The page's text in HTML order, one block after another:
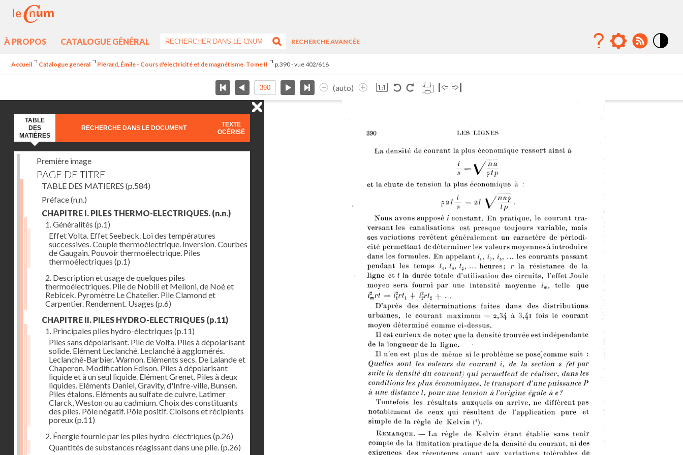
À PROPOS CATALOGUE GÉNÉRAL
RECHERCHE AVANCÉE
Accueil Catalogue général Piérard, Émile - Cours d'électricité et de magnétisme. Tome II p.390 - vue 402/616
(auto)
TABLE
DES
MATIÈRES
RECHERCHE DANS LE DOCUMENT
TEXTE
OCÉRISÉ
Première image
PAGE DE TITRE
TABLE DES MATIERES (p.584)
Préface(n.n.)
CHAPITRE I. PILES THERMO-ELECTRIQUES. (n.n.)
1. Généralités (p.1)
Effet Volta. Effet Seebeck. Loi des températures
successives. Couple thermoélectrique. Inversion. Courbes
de Gaugain. Pouvoir thermoélectrique. Piles
thermoélectriques (p.1)
2. Description et usage de quelques piles
thermoélectriques. Pile de Nobili et Melloni, de Noé et
Rebicek. Pyromètre Le Chatelier. Pile Clamond et
Carpentier. Rendement. Usages (p.6)
CHAPITRE II. PILES HYDRO-ELECTRIQUES (p.11)
1. Principales piles hydro-électriques (p.11)
Piles sans dépolarisant. Pile de Volta. Piles à dépolarisant
solide. Elément Leclanché. Leclanché à agglomérés.
Leclanché-Barbier. Warnon. Eléments secs. De Lalande et
Chaperon. Modification Edison. Piles à dépolarisant
liquide et à un seul liquide. Elément Grenet. Piles à deux
liquides. Eléments Daniel, Gravity, d'Infre-ville, Bunsen.
Piles étalons. Eléments au sulfate de cuivre, Latimer
Clarck, Weston ou au cadmium. Choix des constituants
des piles. Pôle négatif. Pôle positif. Cloisons et récipients
poreux(p.11)
2. Énergie fournie par les piles hydro-électriques (p.26)
Quantités de substances réagissant dans une pile.(p.26)